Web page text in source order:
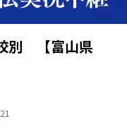
別 【富山県